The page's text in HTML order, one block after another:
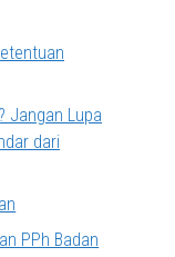
Jangan Lupa
dari
PPh Badan